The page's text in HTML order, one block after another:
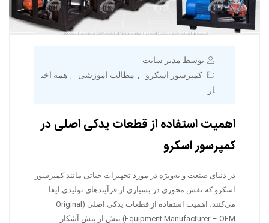
توسط مدیر سایت
کمپرسور اسکرو
, مطالب اموزشی , همه اخب
ار
اهمیت استفاده از قطعات یدکی اصلی در
کمپرسور اسکرو
در دنیای صنعت و به‌ویژه در مورد تجهیزات حیاتی مانند کمپرسور
اسکرو که نقش محوری در بسیاری از فرآیندهای تولیدی ایفا
می‌کنند، اهمیت استفاده از قطعات یدکی اصلی (Original
Equipment Manufacturer – OEM) بیش از پیش آشکار